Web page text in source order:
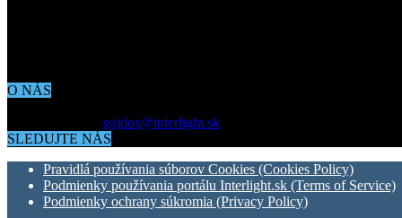
O NÁS
gajdos@interlight.sk
SLEDUJTE NÁS
Pravidlá používania súborov Cookies (Cookies Policy)
Podmienky používania portálu Interlight.sk (Terms of Service)
Podmienky ochrany súkromia (Privacy Policy)